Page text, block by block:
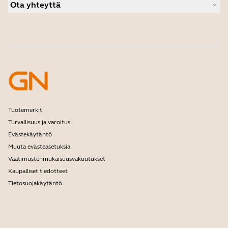
Ohjelmisto
Opiskelija-alennus
Ota yhteyttä
Ryhdy jälleenmyyjäksi
Tuotemerkit
Turvallisuus ja varoitus
Evästekäytäntö
Muuta evästeasetuksia
Vaatimustenmukaisuusvakuutukset
Kaupalliset tiedotteet
Tietosuojakäytäntö